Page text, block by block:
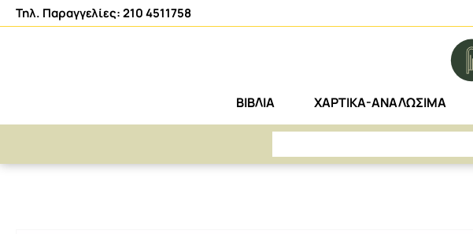
Τηλ. Παραγγελίες: 210 4511758
ΒΙΒΛΙΑ ΧΑΡΤΙΚΑ-ΑΝΑΛΩΣΙΜΑ
ΜΟΛΥΒΙ SPARKLE II GRIP ΜΩΒ FABER CASTELL